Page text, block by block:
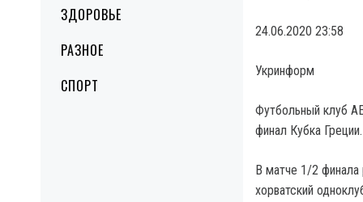
ЗДОРОВЬЕ
РАЗНОЕ
СПОРТ
24.06.2020 23:58
Укринформ
Футбольный клуб
финал Кубка Греции.
В матче 1/2
хорватский